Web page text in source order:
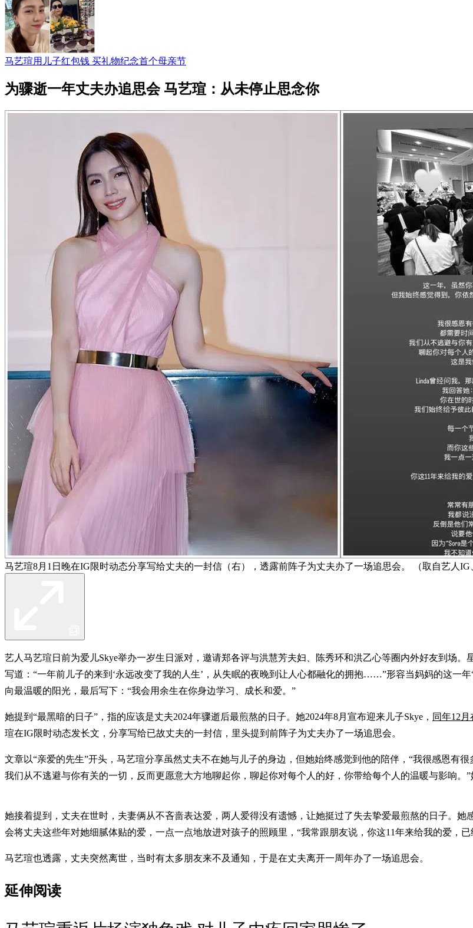
马艺瑄用儿子红包钱 买礼物纪念首个母亲节
为骤逝一年丈夫办追思会 马艺瑄：从未停止思念你
马艺瑄8月1日晚在IG限时动态分享写给丈夫的一封信（右），透露前阵子为丈夫办了一场追思会。 （取自艺人IG
艺人马艺瑄日前为爱儿Skye举办一岁生日派对，邀请郑各评与洪慧芳夫妇、陈秀环和洪乙心等圈内外好友到场
写道：“一年前儿子的来到‘永远改变了我的人生’，从失眠的夜晚到让人心都融化的拥抱……”形容当妈妈的这一
向最温暖的阳光，最后写下：“我会用余生在你身边学习、成长和爱。”
她提到“最黑暗的日子”，指的应该是丈夫2024年骤逝后最煎熬的日子。她2024年8月宣布迎来儿子Skye， 同年12
瑄在IG限时动态发长文，分享写给已故丈夫的一封信，里头提到前阵子为丈夫办了一场追思会。
文章以“亲爱的先生”开头，马艺瑄分享虽然丈夫不在她与儿子的身边，但她始终感觉到他的陪伴，“我很感恩有
我们从不逃避与你有关的一切，反而更愿意大方地聊起你，聊起你对每个人的好，你带给每个人的温暖与影响。”
她接着提到，丈夫在世时，夫妻俩从不吝啬表达爱，两人爱得没有遗憾，让她挺过了失去挚爱最煎熬的日子。她
会将丈夫这些年对她细腻体贴的爱，一点一点地放进对孩子的照顾里，“我常跟朋友说，你这11年来给我的爱，
马艺瑄也透露，丈夫突然离世，当时有太多朋友来不及通知，于是在丈夫离开一周年办了一场追思会。
延伸阅读